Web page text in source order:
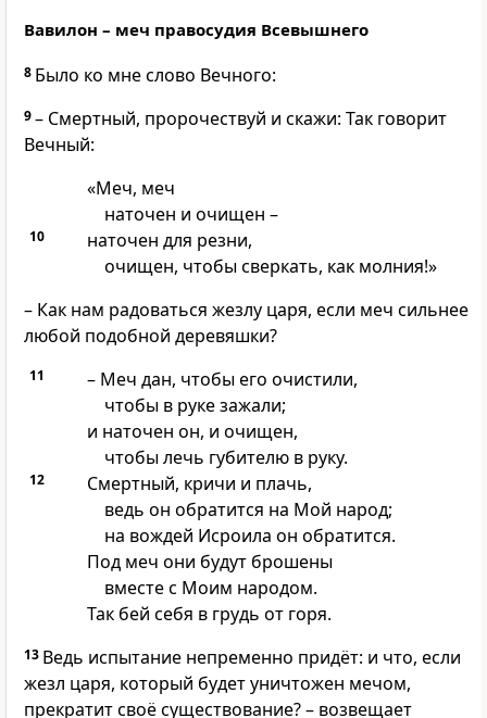
Вавилон – меч правосудия Всевышнего
8 Было ко мне слово Вечного:
9– Смертный, пророчествуй и скажи: Так говорит
Вечный:
«Меч, меч
наточен и очищен –
10
наточен для резни,
очищен, чтобы сверкать, как молния!»
– Как нам радоваться жезлу царя, если меч сильнее
любой подобной деревяшки?
11
– Меч дан, чтобы его очистили,
чтобы в руке зажали;
и наточен он, и очищен,
чтобы лечь губителю в руку.
12
Смертный, кричи и плачь,
ведь он обратится на Мой народ;
на вождей Исроила он обратится.
Под меч они будут брошены
вместе с Моим народом.
Так бей себя в грудь от горя.
13 Ведь испытание непременно придёт: и что, если
жезл царя, который будет уничтожен мечом,
прекратит своё существование? – возвещает